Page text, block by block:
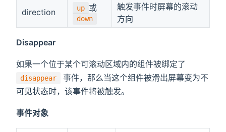
direction up 或
down
触发事件时屏幕的滚动
方向
Disappear
如果一个位于某个可滚动区域内的组件被绑定了
disappear
事件，那么当这个组件被滑出屏幕变为不
可见状态时，该事件将被触发。
事件对象